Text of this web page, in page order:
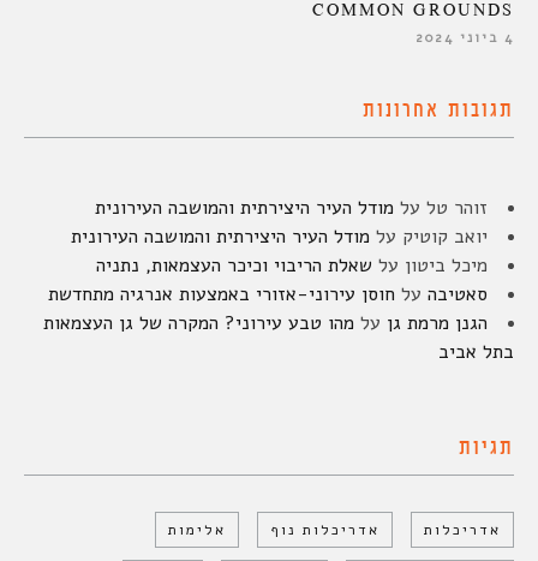
COMMON GROUNDS
4 ביוני 2024
תגובות אחרונות
זוהר טל על מודל העיר היצירתית והמושבה העירונית
יואב קוטיק על מודל העיר היצירתית והמושבה העירונית
מיכל ביטון על שאלת הריבוי וכיכר העצמאות, נתניה
סאטיבה על חוסן עירוני-אזורי באמצעות אנרגיה מתחדשת
הגנן מרמת גן על מהו טבע עירוני? המקרה של גן העצמאות
בתל אביב
תגיות
אדריכלות אדריכלות נוף אלימות